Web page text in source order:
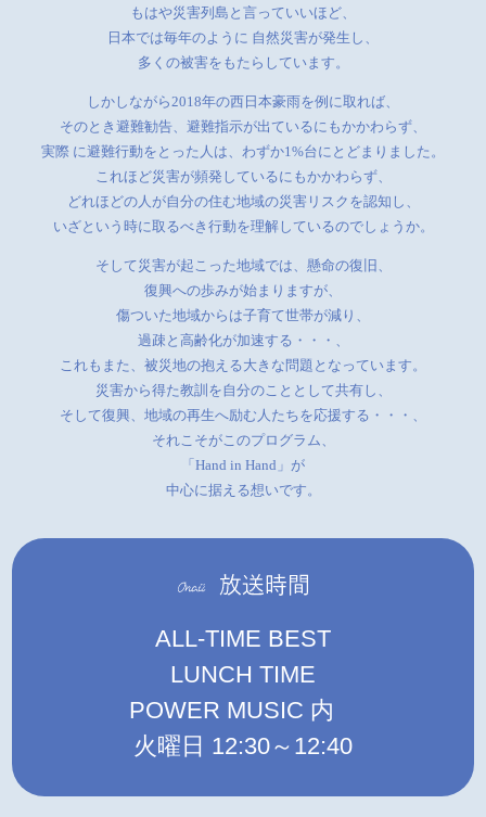
もはや災害列島と言っていいほど、
日本では毎年のように 自然災害が発生し、
多くの被害をもたらしています。
しかしながら2018年の西日本豪雨を例に取れば、
そのとき避難勧告、避難指示が出ているにもかかわらず、
実際 に避難行動をとった人は、わずか1%台にとどまりました。
これほど災害が頻発しているにもかかわらず、
どれほどの人が自分の住む地域の災害リスクを認知し、
いざという時に取るべき行動を理解しているのでしょうか。
そして災害が起こった地域では、懸命の復旧、
復興への歩みが始まりますが、
傷ついた地域からは子育て世帯が減り、
過疎と高齢化が加速する・・・、
これもまた、被災地の抱える大きな問題となっています。
災害から得た教訓を自分のこととして共有し、
そして復興、地域の再生へ励む人たちを応援する・・・、
それこそがこのプログラム、
「Hand in Hand」が
中心に据える想いです。
ALL-TIME BEST
LUNCH TIME
POWER MUSIC 内
火曜日 12:30～12:40